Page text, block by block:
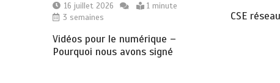
16 juillet 2026
1 minute
3 semaines
Vidéos pour le numérique –
Pourquoi nous avons signé
CSE